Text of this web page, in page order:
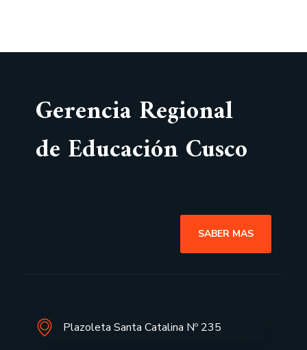
Gerencia Regional
de Educación Cusco
SABER MAS
Plazoleta Santa Catalina Nº 235